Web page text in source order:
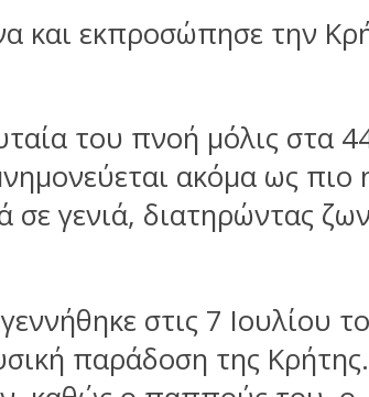
και εκπροσώπησε την
του πνοή μόλις στα
ακόμα ως πιο
γενιά, διατηρώντας
στις 7 Ιουλίου
παράδοση της